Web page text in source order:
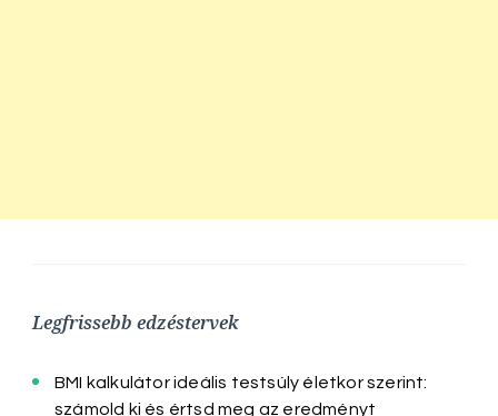
Legfrissebb edzéstervek
BMI kalkulátor ideális testsúly életkor szerint:
számold ki és értsd meg az eredményt